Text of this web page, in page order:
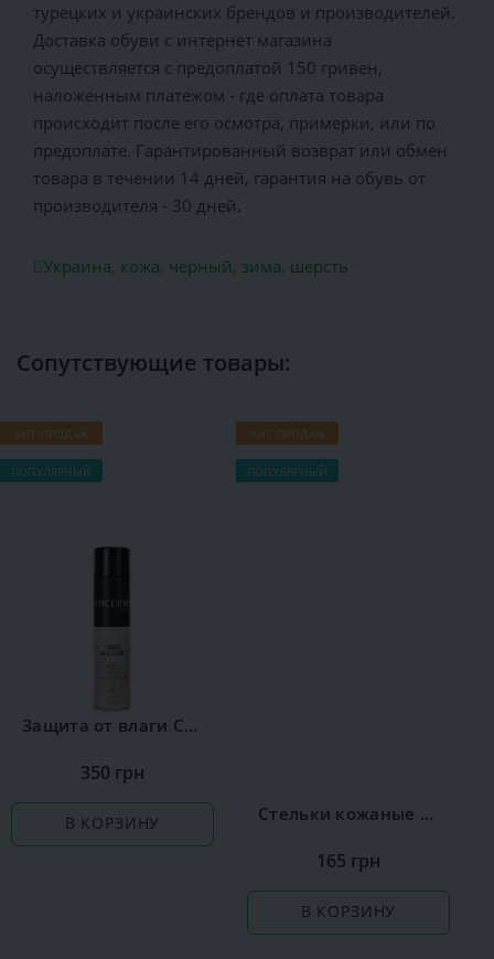
турецких и украинских брендов и производителей.
Доставка обуви с интернет магазина
осуществляется c предоплатой 150 гривен,
наложенным платежом - где оплата товара
происходит после его осмотра, примерки, или по
предоплате. Гарантированный возврат или обмен
товара в течении 14 дней, гарантия на обувь от
производителя - 30 дней.
Украина, кожа, черный, зима, шерсть
Сопутствующие товары:
ХИТ ПРОДАЖ
ПОПУЛЯРНЫЙ
Защита от влаги Сoccine
350 грн
В КОРЗИНУ
ХИТ ПРОДАЖ
ПОПУЛЯРНЫЙ
Стельки кожаные Coccine Leather on Latex
165 грн
В КОРЗИНУ